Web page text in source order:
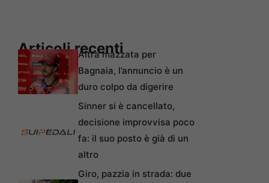
Articoli recenti
Altra mazzata per
Bagnaia, l’annuncio è un
duro colpo da digerire
Sinner si è cancellato,
decisione improvvisa poco
fa: il suo posto è già di un
altro
Giro, pazzia in strada: due